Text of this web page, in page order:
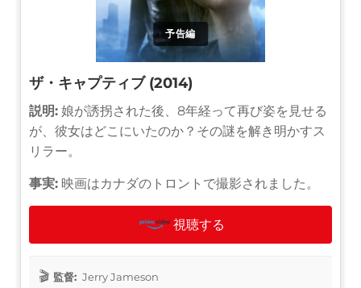
予告編
ザ・キャプティブ (2014)
説明: 娘が誘拐された後、8年経って再び姿を見せる
が、彼女はどこにいたのか？その謎を解き明かすス
リラー。
事実: 映画はカナダのトロントで撮影されました。
視聴する
監督: Jerry Jameson